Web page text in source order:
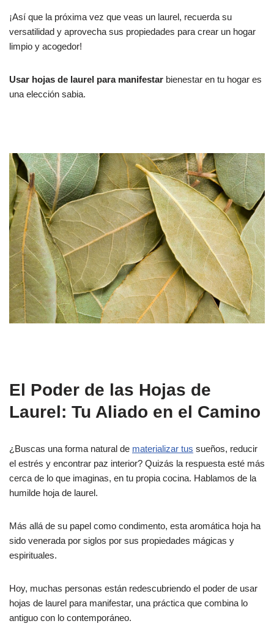
¡Así que la próxima vez que veas un laurel, recuerda su
versatilidad y aprovecha sus propiedades para crear un hogar
limpio y acogedor!
Usar hojas de laurel para manifestar bienestar en tu hogar es
una elección sabia.
El Poder de las Hojas de
Laurel: Tu Aliado en el Camino
¿Buscas una forma natural de materializar tus sueños, reducir
el estrés y encontrar paz interior? Quizás la respuesta esté más
cerca de lo que imaginas, en tu propia cocina. Hablamos de la
humilde hoja de laurel.
Más allá de su papel como condimento, esta aromática hoja ha
sido venerada por siglos por sus propiedades mágicas y
espirituales.
Hoy, muchas personas están redescubriendo el poder de usar
hojas de laurel para manifestar, una práctica que combina lo
antiguo con lo contemporáneo.